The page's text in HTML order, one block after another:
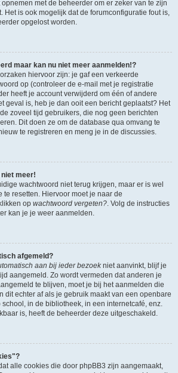
met de beheerder om er zeker van te zijn
Het is ook mogelijk dat de forumconfiguratie fout is,
opgelost worden.
maar kan nu niet meer aanmelden!?
hiervoor zijn: je gaf een verkeerde
op (controleer de e-mail met je registratie
heeft je account verwijderd om één of andere
geval is, heb je dan ooit een bericht geplaatst? Het
zoveel tijd gebruikers, die nog geen berichten
Dit doen ze om de database qua omvang te
te registreren en meng je in de discussies.
niet meer!
wachtwoord niet terug krijgen, maar er is wel
resetten. Hiervoor moet je naar de
op wachtwoord vergeten?. Volg de instructies
kan je je weer aanmelden.
afgemeld?
aan bij ieder bezoekniet aanvinkt, blijf je
aangemeld. Zo wordt vermeden dat anderen je
te blijven, moet je bij het aanmelden die
dit echter af als je gebruik maakt van een openbare
in de bibliotheek, in een internetcafé, enz.
is, heeft de beheerder deze uitgeschakeld.
alle cookies die door phpBB3 zijn aangemaakt,